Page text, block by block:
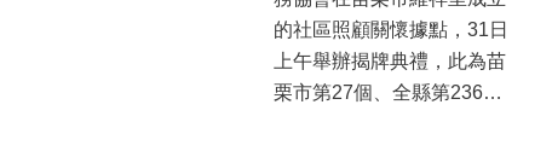
的社區照顧關懷據點，31日
上午舉辦揭牌典禮，此為苗
栗市第27個、全縣第236處